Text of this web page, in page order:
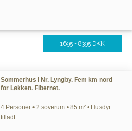
1695 - 8395 DKK
Sommerhus i Nr. Lyngby. Fem km nord
for Løkken. Fibernet.
4 Personer • 2 soverum • 85 m² • Husdyr
tilladt